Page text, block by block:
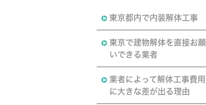
東京都内で内装解体工事
東京で建物解体を直接お願
いできる業者
業者によって解体工事費用
に大きな差が出る理由